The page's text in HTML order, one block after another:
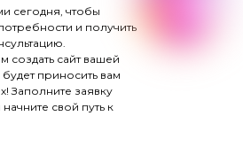
сегодня, чтобы
и получить
сайт вашей
приносить вам
Заполните заявку
свой путь к